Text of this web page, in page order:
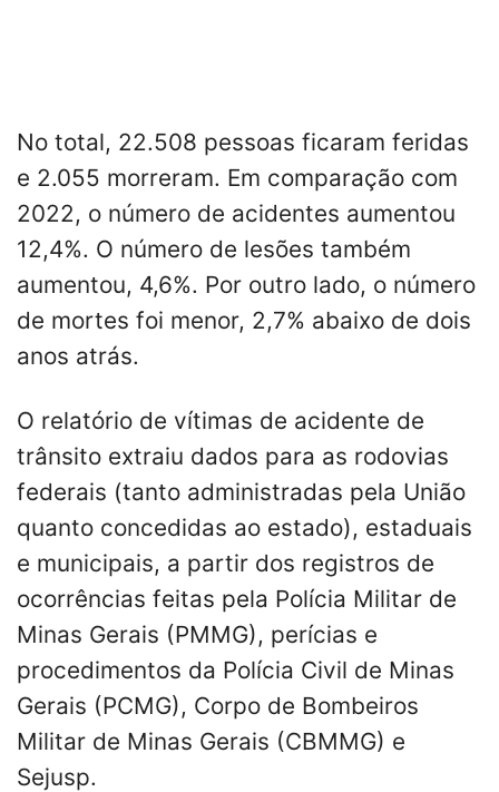
No total, 22.508 pessoas ficaram feridas
e 2.055 morreram. Em comparação com
2022, o número de acidentes aumentou
12,4%. O número de lesões também
aumentou, 4,6%. Por outro lado, o número
de mortes foi menor, 2,7% abaixo de dois
anos atrás.
O relatório de vítimas de acidente de
trânsito extraiu dados para as rodovias
federais (tanto administradas pela União
quanto concedidas ao estado), estaduais
e municipais, a partir dos registros de
ocorrências feitas pela Polícia Militar de
Minas Gerais (PMMG), perícias e
procedimentos da Polícia Civil de Minas
Gerais (PCMG), Corpo de Bombeiros
Militar de Minas Gerais (CBMMG) e
Sejusp.